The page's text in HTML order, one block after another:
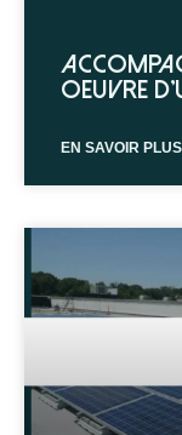
oeuvre
EN SAVOIR PLUS